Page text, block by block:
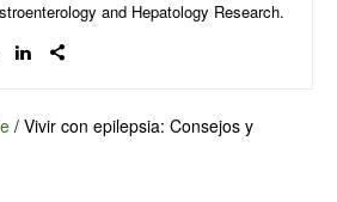
and Hepatology Research.
/ Vivir con epilepsia: Consejos y